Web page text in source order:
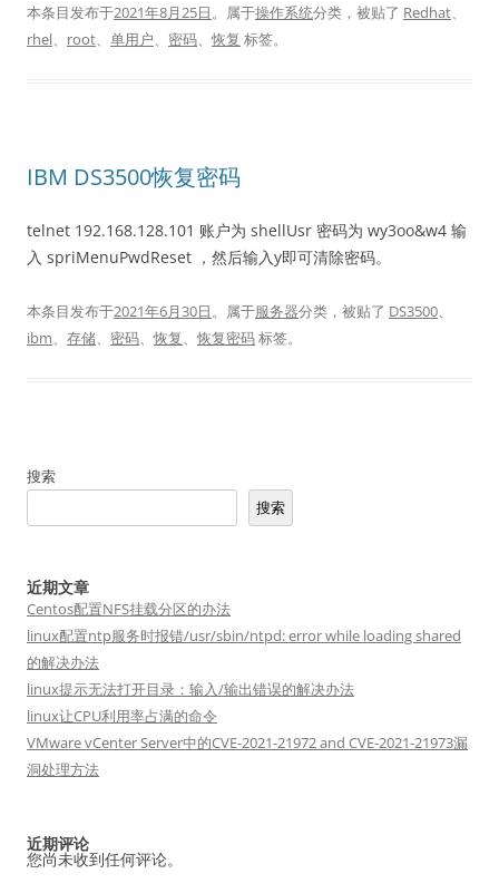
本条目发布于2021年8月25日。属于操作系统分类，被贴了 Redhat、
rhel、 root、 单用户、 密码、 恢复 标签。
IBM DS3500恢复密码
telnet 192.168.128.101 账户为 shellUsr 密码为 wy3oo&w4 输
入 spriMenuPwdReset ，然后输入y即可清除密码。
本条目发布于2021年6月30日。属于服务器分类，被贴了 DS3500、
ibm、 存储、 密码、 恢复、 恢复密码标签。
搜索
搜索
近期文章
Centos配置NFS挂载分区的办法
linux配置ntp服务时报错/usr/sbin/ntpd: error while loading shared
的解决办法
linux提示无法打开目录：输入/输出错误的解决办法
linux让CPU利用率占满的命令
VMware vCenter Server中的CVE-2021-21972 and CVE-2021-21973漏
洞处理方法
近期评论
您尚未收到任何评论。